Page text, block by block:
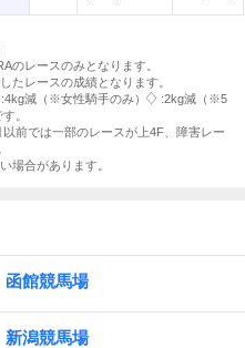
のレースのみとなります。
たレースの成績となります。
:4kg減（※女性騎手のみ）
:2kg減（※5
。
前では一部のレースが上4F、障害レー
場合があります。
函館競馬場
新潟競馬場